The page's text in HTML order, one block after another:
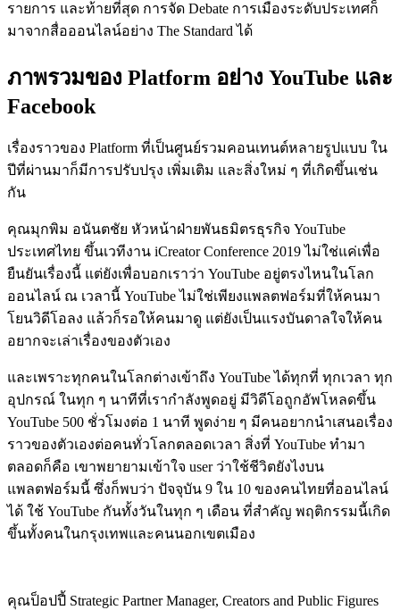
รายการ และท้ายที่สุด การจัด Debate การเมืองระดับประเทศก็
มาจากสื่อออนไลน์อย่าง The Standard ได้
ภาพรวมของ Platform อย่าง YouTube และ
Facebook
เรื่องราวของ Platform ที่เป็นศูนย์รวมคอนเทนต์หลายรูปแบบ ใน
ปีที่ผ่านมาก็มีการปรับปรุง เพิ่มเติม และสิ่งใหม่ ๆ ที่เกิดขึ้นเช่น
กัน
คุณมุกพิม อนันตชัย หัวหน้าฝ่ายพันธมิตรธุรกิจ YouTube
ประเทศไทย ขึ้นเวทีงาน iCreator Conference 2019 ไม่ใช่แค่เพื่อ
ยืนยันเรื่องนี้ แต่ยังเพื่อบอกเราว่า YouTube อยู่ตรงไหนในโลก
ออนไลน์ ณ เวลานี้ YouTube ไม่ใช่เพียงแพลตฟอร์มที่ให้คนมา
โยนวิดีโอลง แล้วก็รอให้คนมาดู แต่ยังเป็นแรงบันดาลใจให้คน
อยากจะเล่าเรื่องของตัวเอง
และเพราะทุกคนในโลกต่างเข้าถึง YouTube ได้ทุกที่ ทุกเวลา ทุก
อุปกรณ์ ในทุก ๆ นาทีที่เรากำลังพูดอยู่ มีวิดีโอถูกอัพโหลดขึ้น
YouTube 500 ชั่วโมงต่อ 1 นาที พูดง่าย ๆ มีคนอยากนำเสนอเรื่อง
ราวของตัวเองต่อคนทั่วโลกตลอดเวลา สิ่งที่ YouTube ทำมา
ตลอดก็คือ เขาพยายามเข้าใจ user ว่าใช้ชีวิตยังไงบน
แพลตฟอร์มนี้ ซึ่งก็พบว่า ปัจจุบัน 9 ใน 10 ของคนไทยที่ออนไลน์
ได้ ใช้ YouTube กันทั้งวันในทุก ๆ เดือน ที่สำคัญ พฤติกรรมนี้เกิด
ขึ้นทั้งคนในกรุงเทพและคนนอกเขตเมือง
คุณป็อปปี้ Strategic Partner Manager, Creators and Public Figures